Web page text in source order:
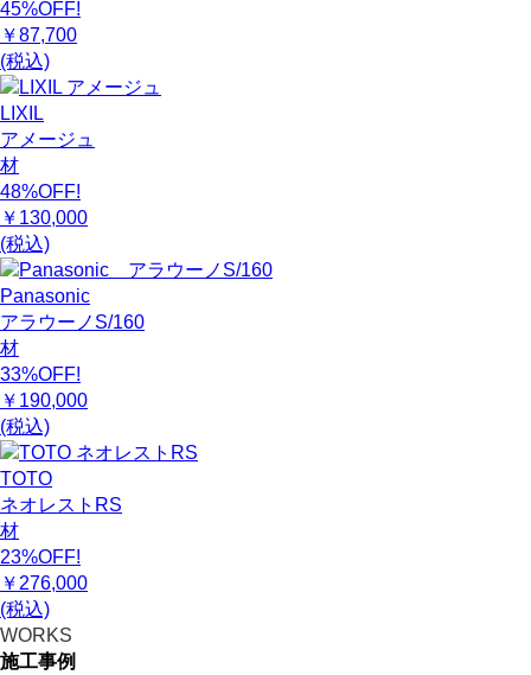
45%OFF!
￥87,700
(税込)
LIXIL
アメージュ
材
48%OFF!
￥130,000
(税込)
Panasonic
アラウーノS/160
材
33%OFF!
￥190,000
(税込)
TOTO
ネオレストRS
材
23%OFF!
￥276,000
(税込)
WORKS
施工事例